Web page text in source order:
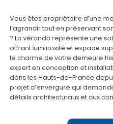
Vous êtes propriétaire d’une
l’agrandir tout en préservant
? La véranda représente une
offrant luminosité et espace
le charme de votre demeure
expert en conception et
dans les Hauts-de-France
projet d’envergure qui
détails architecturaux et aux